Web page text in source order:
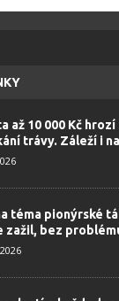
až 10 000 Kč
trávy. Záleží i
téma pionýrské
zažil, bez